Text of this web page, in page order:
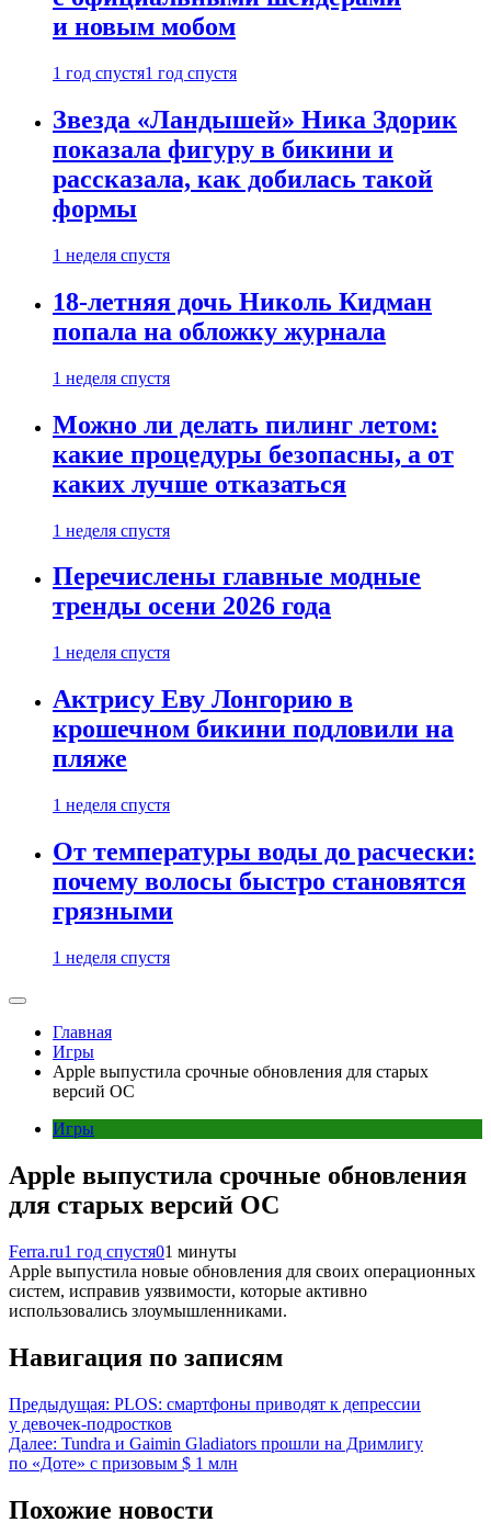
и новым мобом
1 год спустя1 год спустя
Звезда «Ландышей» Ника Здорик
показала фигуру в бикини и
рассказала, как добилась такой
формы
1 неделя спустя
18-летняя дочь Николь Кидман
попала на обложку журнала
1 неделя спустя
Можно ли делать пилинг летом:
какие процедуры безопасны, а от
каких лучше отказаться
1 неделя спустя
Перечислены главные модные
тренды осени 2026 года
1 неделя спустя
Актрису Еву Лонгорию в
крошечном бикини подловили на
пляже
1 неделя спустя
От температуры воды до расчески:
почему волосы быстро становятся
грязными
1 неделя спустя
Главная
Игры
Apple выпустила срочные обновления для старых
версий ОС
Игры
Apple выпустила срочные обновления
для старых версий ОС
Ferra.ru1 год спустя01 минуты
Apple выпустила новые обновления для своих операционных
систем, исправив уязвимости, которые активно
использовались злоумышленниками.
Навигация по записям
Предыдущая: PLOS: смартфоны приводят к депрессии
у девочек-подростков
Далее: Tundra и Gaimin Gladiators прошли на Дримлигу
по «Доте» с призовым $ 1 млн
Похожие новости